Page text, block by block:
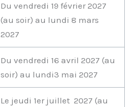
Du vendredi 19 février 2027
(au soir) au lundi 8 mars
2027
Du vendredi 16 avril 2027 (au
soir) au lundi3 mai 2027
Le jeudi 1er juillet 2027 (au